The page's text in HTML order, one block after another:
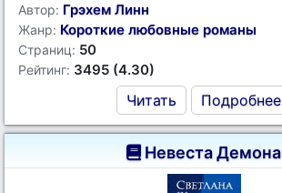
Автор: Грэхем Линн
Жанр: Короткие любовные романы
Страниц: 50
Рейтинг: 3495 (4.30)
Читать Подробнее
Невеста Демона